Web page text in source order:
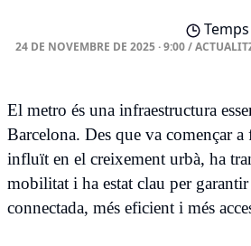
24 DE NOVEMBRE DE 2025 · 9:00/
El metro és una infraestructura
Barcelona. Des que va començar
influït en el creixement urbà, ha
mobilitat i ha estat clau per
connectada, més eficient i més